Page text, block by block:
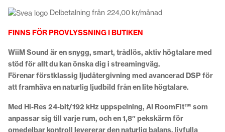
Delbetalning från 224,00 kr/månad
FINNS FÖR PROVLYSSNING I BUTIKEN
WiiM Sound är en snygg, smart, trådlös, aktiv högtalare med
stöd för allt du kan önska dig i streamingväg.
Förenarförstklassig ljudåtergivning med avancerad DSPför
att framhäva en naturlig ljudbild från en lite högtalare.
Med Hi-Res 24-bit/192 kHz uppspelning, AI RoomFit™ som
anpassar sig till varje rum, och en1,8″ pekskärm för
omedelbar kontroll levererar dennaturlig balans, livfulla